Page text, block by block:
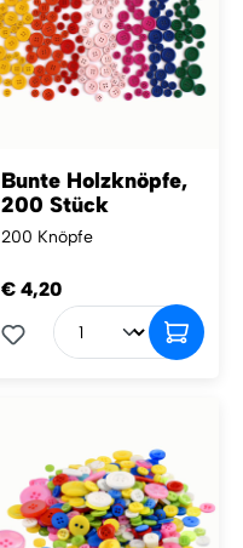
Bunte Holzknöpfe,
200 Stück
200 Knöpfe
€ 4,20